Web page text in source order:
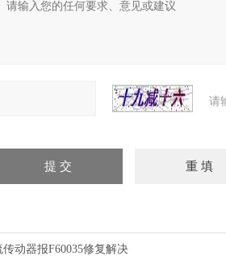
请
动器报F60035修复解决